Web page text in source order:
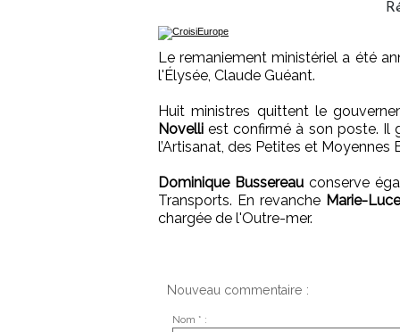
Le remaniement ministériel a été
l'Élysée, Claude Guéant.
Huit ministres quittent le
Novelli est confirmé à son poste. Il
l’Artisanat, des Petites et Moyennes
Dominique Bussereau conserve
Transports. En revanche Marie-
chargée de l'Outre-mer.
Nouveau commentaire :
Nom * :